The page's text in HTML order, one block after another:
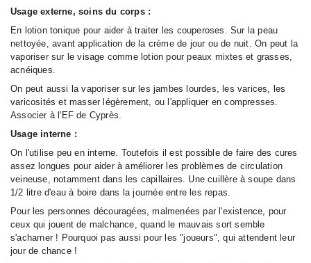
Usage externe, soins du corps :
En lotion tonique pour aider à traiter les couperoses. Sur la peau
nettoyée, avant application de la crème de jour ou de nuit. On peut la
vaporiser sur le visage comme lotion pour peaux mixtes et grasses,
acnéiques.
On peut aussi la vaporiser sur les jambes lourdes, les varices, les
varicosités et masser légèrement, ou l'appliquer en compresses.
Associer à l'EF de Cyprès.
Usage interne :
On l'utilise peu en interne. Toutefois il est possible de faire des cures
assez longues pour aider à améliorer les problèmes de circulation
veineuse, notamment dans les capillaires. Une cuillère à soupe dans
1/2 litre d'eau à boire dans la journée entre les repas.
Pour les personnes découragées, malmenées par l'existence, pour
ceux qui jouent de malchance, quand le mauvais sort semble
s'acharner ! Pourquoi pas aussi pour les "joueurs", qui attendent leur
jour de chance !